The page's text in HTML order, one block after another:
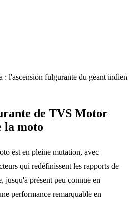
: l'ascension fulgurante du géant indien
de TVS Motor
la moto
est en pleine mutation, avec
qui redéfinissent les rapports de
jusqu'à présent peu connue en
performance remarquable en